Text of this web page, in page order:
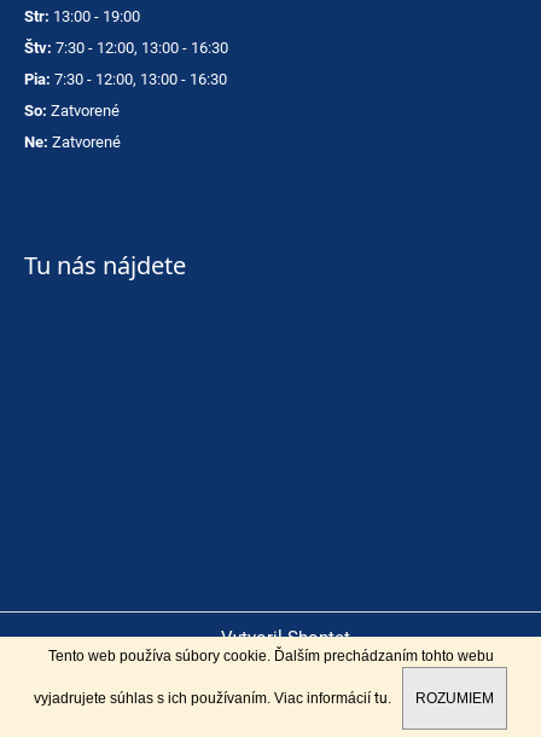
Tento web používa súbory cookie. Ďalším prechádzaním tohto webu
vyjadrujete súhlas s ich používaním. Viac informácií tu ROZUMIEM
Str: 13:00 - 19:00
Štv: 7:30 - 12:00, 13:00 - 16:30
Pia: 7:30 - 12:00, 13:00 - 16:30
So: Zatvorené
Ne: Zatvorené
Tu nás nájdete
Vytvoril Shoptet